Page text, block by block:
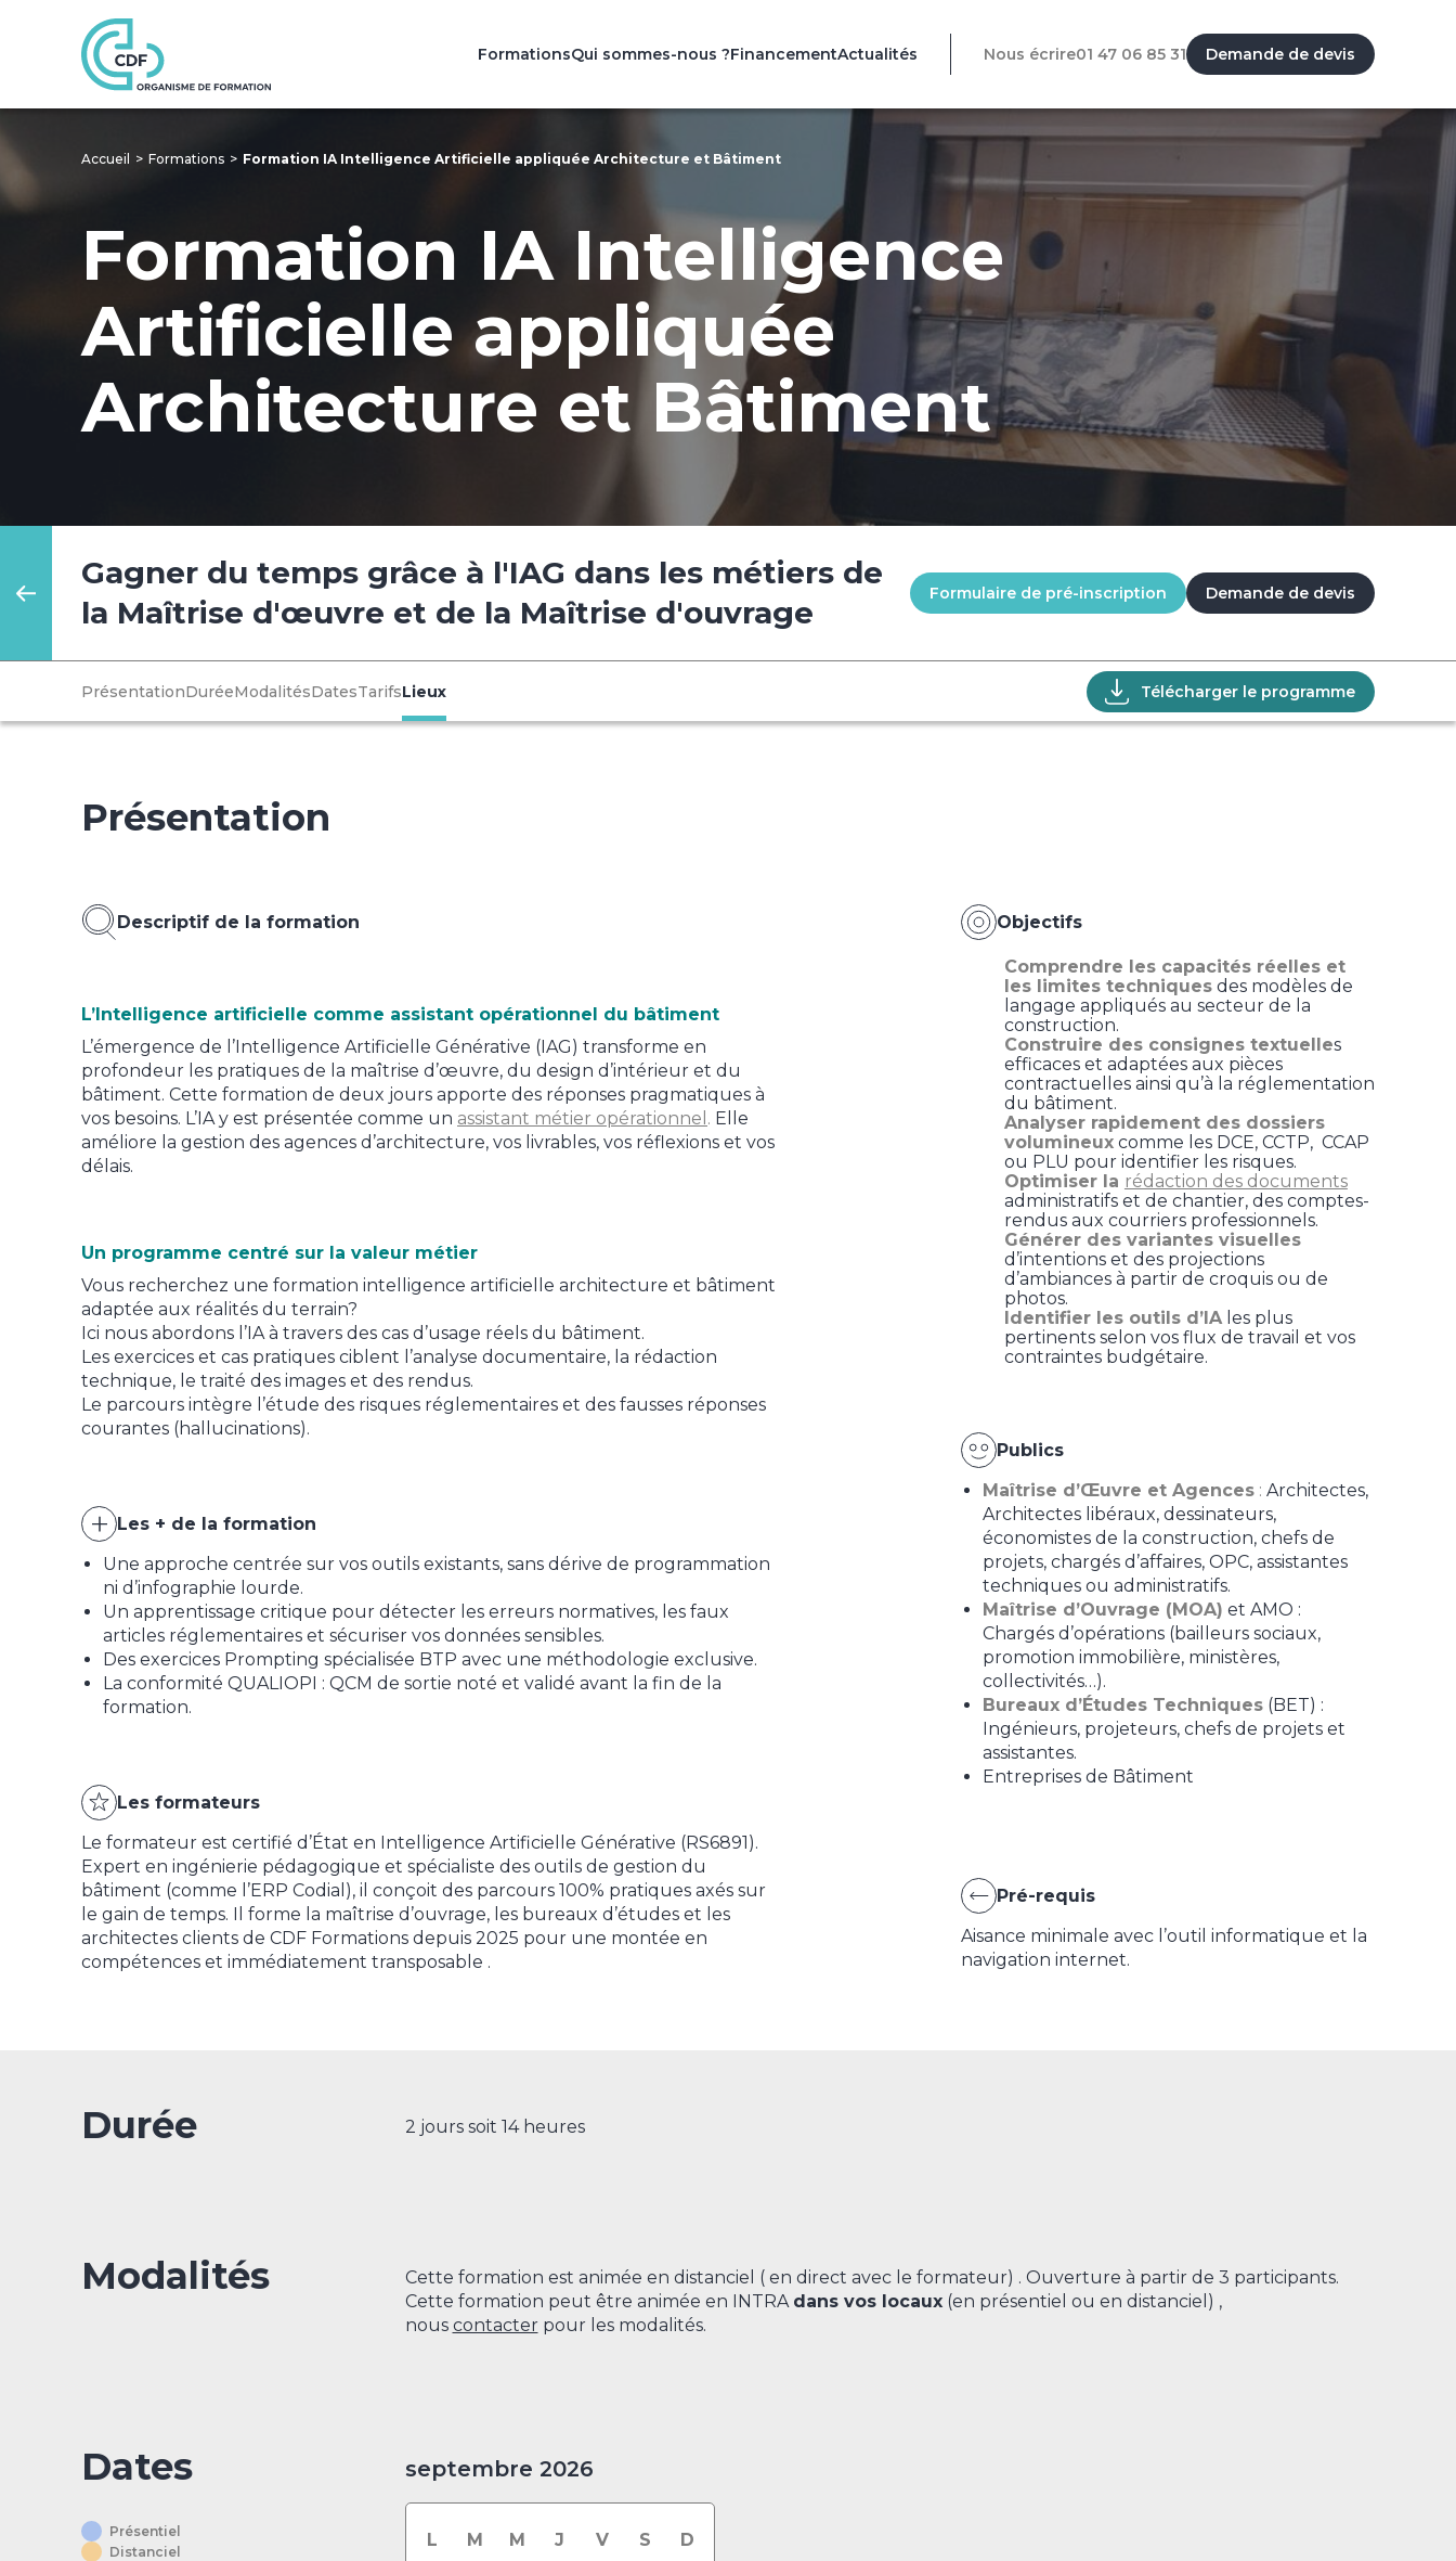
FormationsQui sommes-nous ?FinancementActualités Nous écrire01 47 06 85 31 Demande de devis
Accueil Formations Formation IA Intelligence Artificielle appliquée Architecture et Bâtiment
Formation IA Intelligence
Artificielle appliquée
Architecture et Bâtiment
Gagner du temps grâce à l'IAG dans les métiers de
la Maîtrise d'œuvre et de la Maîtrise d'ouvrage
Formulaire de pré-inscription Demande de devis
PrésentationDuréeModalitésDatesTarifsLieux Télécharger le programme
Présentation
Descriptif de la formation
L’Intelligence artificielle comme assistant opérationnel du bâtiment
L’émergence de l’Intelligence Artificielle Générative (IAG) transforme en
profondeur les pratiques de la maîtrise d’œuvre, du design d’intérieur et du
bâtiment. Cette formation de deux jours apporte des réponses pragmatiques à
vos besoins. L’IA y est présentée comme un assistant métier opérationnel . Elle
améliore la gestion des agences d’architecture, vos livrables, vos réflexions et vos
délais.
Un programme centré sur la valeur métier
Vous recherchez une formation intelligence artificielle architecture et bâtiment
adaptée aux réalités du terrain?
Ici nous abordons l’IA à travers des cas d’usage réels du bâtiment.
Les exercices et cas pratiques ciblent l’analyse documentaire, la rédaction
technique, le traité des images et des rendus.
Le parcours intègre l’étude des risques réglementaires et des fausses réponses
courantes (hallucinations).
Les + de la formation
Une approche centrée sur vos outils existants, sans dérive de programmation
ni d’infographie lourde.
Un apprentissage critique pour détecter les erreurs normatives, les faux
articles réglementaires et sécuriser vos données sensibles.
Des exercices Prompting spécialisée BTP avec une méthodologie exclusive.
La conformité QUALIOPI : QCM de sortie noté et validé avant la fin de la
formation.
Les formateurs
Le formateur est certifié d’État en Intelligence Artificielle Générative (RS6891).
Expert en ingénierie pédagogique et spécialiste des outils de gestion du
bâtiment (comme l’ERP Codial), il conçoit des parcours 100% pratiques axés sur
le gain de temps. Il forme la maîtrise d’ouvrage, les bureaux d’études et les
architectes clients de CDF Formations depuis 2025 pour une montée en
compétences et immédiatement transposable .
Objectifs
Comprendre les capacités réelles et
les limites techniquesdes modèles de
langage appliqués au secteur de la
construction.
Construire des consignes textuelles
efficaces et adaptées aux pièces
contractuelles ainsi qu’à la réglementation
du bâtiment.
Analyser rapidement des dossiers
volumineuxcomme les DCE, CCTP, CCAP
ou PLU pour identifier les risques.
Optimiser la rédaction des documents
administratifs et de chantier, des comptes-
rendus aux courriers professionnels.
Générer des variantes visuelles
d’intentions et des projections
d’ambiances à partir de croquis ou de
photos.
Identifier les outils d’IAles plus
pertinents selon vos flux de travail et vos
contraintes budgétaire.
Publics
Maîtrise d’Œuvre et Agences: Architectes,
Architectes libéraux, dessinateurs,
économistes de la construction, chefs de
projets, chargés d’affaires, OPC, assistantes
techniques ou administratifs.
Maîtrise d’Ouvrage (MOA) et AMO :
Chargés d’opérations (bailleurs sociaux,
promotion immobilière, ministères,
collectivités…).
Bureaux d’Études Techniques(BET) :
Ingénieurs, projeteurs, chefs de projets et
assistantes.
Entreprises de Bâtiment
Pré-requis
Aisance minimale avec l’outil informatique et la
navigation internet.
Durée 2 jours soit 14 heures
Modalités
Cette formation est animée en distanciel ( en direct avec le formateur) . Ouverture à partir de 3 participants.
Cette formation peut être animée en INTRA dans vos locaux(en présentiel ou en distanciel) ,
nous contacterpour les modalités.
Dates
Présentiel
Distanciel
septembre 2026
L M M J V S D